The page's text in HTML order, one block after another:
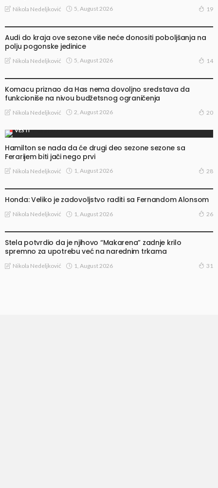
Nikola Nedeljković 5, August 2026 19
Audi do kraja ove sezone više neće donositi poboljšanja na
polju pogonske jedinice
Nikola Nedeljković 5, August 2026 14
Komacu priznao da Has nema dovoljno sredstava da
funkcioniše na nivou budžetsnog ograničenja
Nikola Nedeljković 2, August 2026 20
VESTI
Hamilton se nada da će drugi deo sezone sezone sa
Ferarijem biti jači nego prvi
Nikola Nedeljković 1, August 2026 28
Honda: Veliko je zadovoljstvo raditi sa Fernandom Alonsom
Nikola Nedeljković 1, August 2026 26
Stela potvrdio da je njihovo “Makarena” zadnje krilo
spremno za upotrebu već na narednim trkama
Nikola Nedeljković 1, August 2026 31